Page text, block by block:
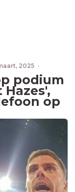
2025 ·
podium
op